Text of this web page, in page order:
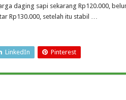
daging sapi sekarang Rp120.000,
Rp130.000, setelah itu stabil …
LinkedIn Pinterest